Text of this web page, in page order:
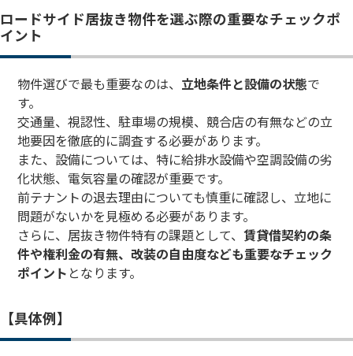
ロードサイド居抜き物件を選ぶ際の重要なチェックポ
イント
物件選びで最も重要なのは、 立地条件と設備の状態で
す。
交通量、視認性、駐車場の規模、競合店の有無などの立
地要因を徹底的に調査する必要があります。
また、設備については、特に給排水設備や空調設備の劣
化状態、電気容量の確認が重要です。
前テナントの退去理由についても慎重に確認し、立地に
問題がないかを見極める必要があります。
さらに、居抜き物件特有の課題として、賃貸借契約の条
件や権利金の有無、改装の自由度なども重要なチェック
ポイント となります。
【具体例】